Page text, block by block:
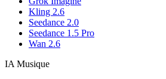
Kling 2.6
Seedance 2.0
Seedance 1.5 Pro
Wan 2.6
IA Musique